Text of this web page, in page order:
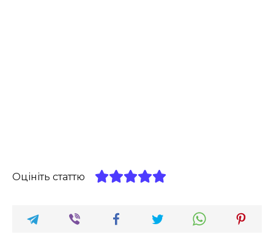
Оцініть статтю